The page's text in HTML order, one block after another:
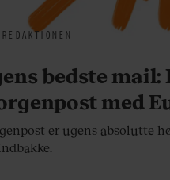
bedste mail:
med
er ugens absolutte